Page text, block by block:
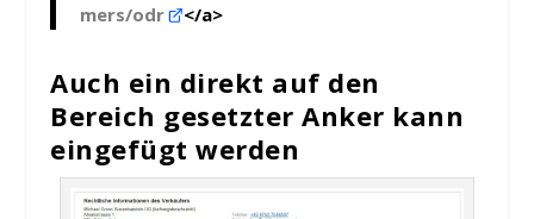
mers/odr
</a>
Auch ein direkt auf den
Bereich gesetzter Anker kann
eingefügt werden